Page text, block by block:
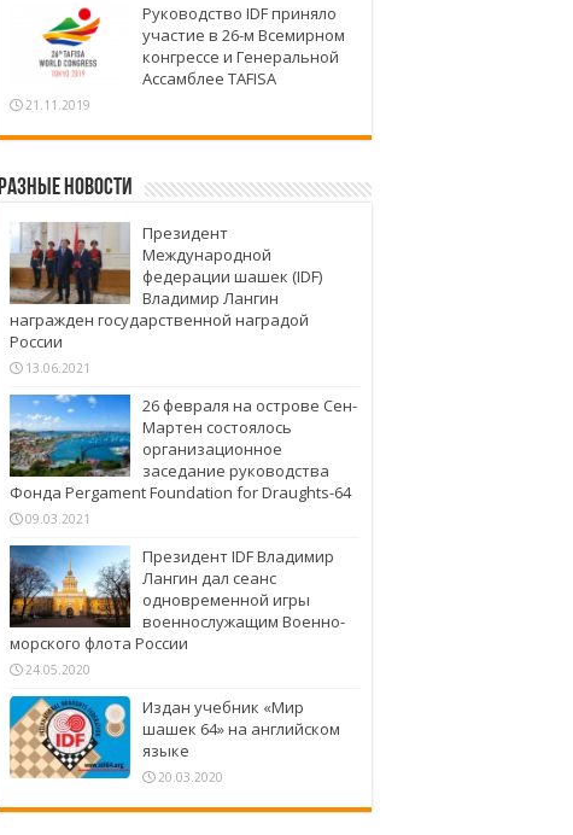
Руководство IDF приняло
участие в 26-м Всемирном
конгрессе и Генеральной
Ассамблее TAFISA
21.11.2019
Разные новости
Президент
Международной
федерации шашек (IDF)
Владимир Лангин
награжден государственной наградой
России
13.06.2021
26 февраля на острове Сен-
Мартен состоялось
организационное
заседание руководства
Фонда Pergament Foundation for Draughts-64
09.03.2021
Президент IDF Владимир
Лангин дал сеанс
одновременной игры
военнослужащим Военно-
морского флота России
24.05.2020
Издан учебник «Мир
шашек 64» на английском
языке
20.03.2020